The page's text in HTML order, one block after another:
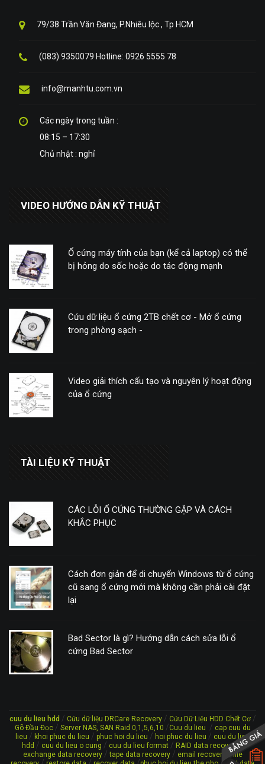
79/38 Trần Văn Đang, P.Nhiêu lộc , Tp HCM
(083) 9350079 Hotline: 0926 5555 78
info@manhtu.com.vn
Các ngày trong tuần :
08:15 – 17:30
Chủ nhật : nghỉ
VIDEO HƯỚNG DẪN KỸ THUẬT
Ổ cứng máy tính của bạn (kể cả laptop) có thể
bị hỏng do sốc hoặc do tác động mạnh
Cứu dữ liệu ổ cứng 2TB chết cơ - Mở ổ cứng
trong phòng sạch -
Video giải thích cấu tạo và nguyên lý hoạt động
của ổ cứng
TÀI LIỆU KỸ THUẬT
CÁC LỖI Ổ CỨNG THƯỜNG GẶP VÀ CÁCH
KHẮC PHỤC
Cách đơn giản để di chuyển Windows từ ổ cứng
cũ sang ổ cứng mới mà không cần phải cài đặt
lại
Bad Sector là gì? Hướng dẫn cách sửa lỗi ổ
cứng Bad Sector
cuu du lieu hdd / Cứu dữ liệu DRCare Recovery/ Cứu Dữ Liệu HDD Chết Cơ/
Gõ Đầu Đọc/ Server NAS, SAN Raid 0,1,5,6,10 /Cuu du lieu / cap cuu du
lieu / khoi phuc du lieu / phuc hoi du lieu / hoi phuc du lieu / cuu du lieu
hdd / cuu du lieu o cung / cuu du lieu format / RAID data recovery/
exchange data recovery/tape data recovery/ email recovery /file